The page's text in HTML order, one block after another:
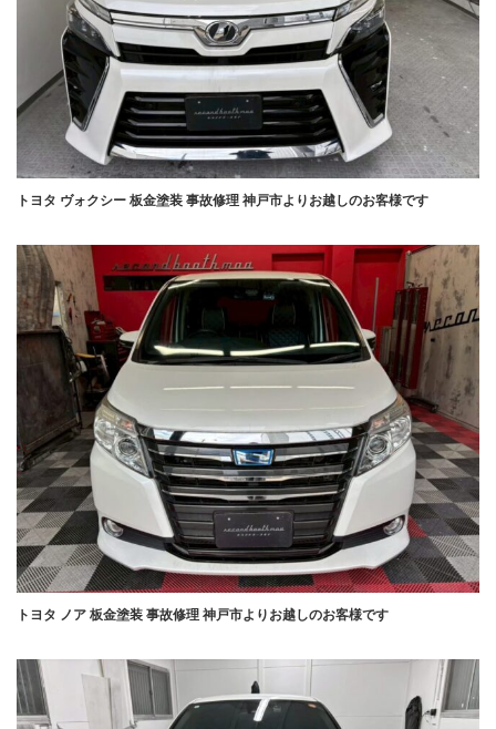
トヨタ ヴォクシー 板金塗装 事故修理 神戸市よりお越しのお客様です
トヨタ ノア 板金塗装 事故修理 神戸市よりお越しのお客様です